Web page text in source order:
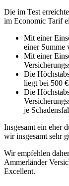
Die im Test
im Economic Tarif
Mit einer
einer Summe
Mit einer
Die
liegt bei 500
Die
je
Insgesamt ein eher
wir insgesamt sehr
Wir empfehlen
Ammerländer
Excellent.